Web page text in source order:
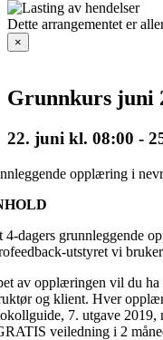
Dette arrangementet er
×
Grunnkurs juni
22. juni kl. 08:00 -
opplæring i
4-dagers grunnleggende
utstyret vi
av opplæringen vil du ha
og klient. Hver
7. utgave 2019,
veiledning i 2